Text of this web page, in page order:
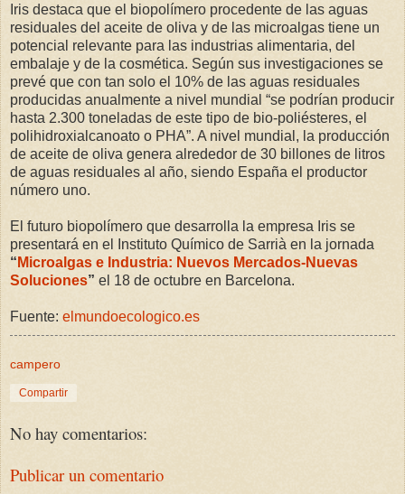
Iris destaca que el biopolímero procedente de las aguas
residuales del aceite de oliva y de las microalgas tiene un
potencial relevante para las industrias alimentaria, del
embalaje y de la cosmética. Según sus investigaciones se
prevé que con tan solo el 10% de las aguas residuales
producidas anualmente a nivel mundial “se podrían producir
hasta 2.300 toneladas de este tipo de bio-poliésteres, el
polihidroxialcanoato o PHA”. A nivel mundial, la producción
de aceite de oliva genera alrededor de 30 billones de litros
de aguas residuales al año, siendo España el productor
número uno.
El futuro biopolímero que desarrolla la empresa Iris se
presentará en el Instituto Químico de Sarrià en la jornada
“ Microalgas e Industria: Nuevos Mercados-Nuevas
Soluciones” el 18 de octubre en Barcelona.
Fuente: elmundoecologico.es
campero
Compartir
No hay comentarios:
Publicar un comentario